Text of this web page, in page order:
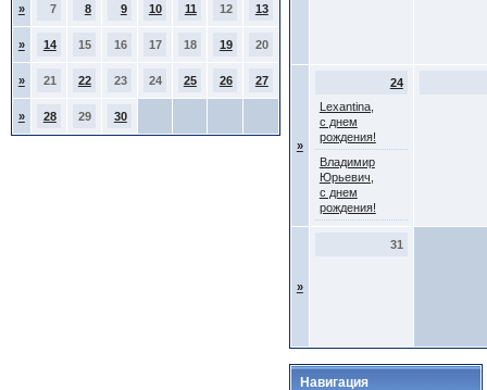
» 7 8 9 10 11 12 13
» 14 15 16 17 18 19 20
» 21 22 23 24 25 26 27
» 28 29 30
»
24
Lexantina,
с днем
рождения!
Владимир
Юрьевич,
с днем
рождения!
»
31
Навигация